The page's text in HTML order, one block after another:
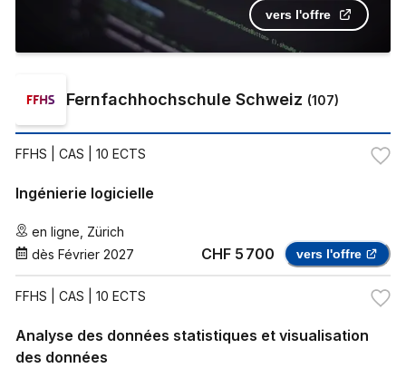
vers l'offre
Fernfachhochschule Schweiz (107)
FFHS | CAS | 10 ECTS
Ingénierie logicielle
en ligne Zürich
dès Février 2027 CHF 5 700 vers l'offre
FFHS | CAS | 10 ECTS
Analyse des données statistiques et visualisation
des données